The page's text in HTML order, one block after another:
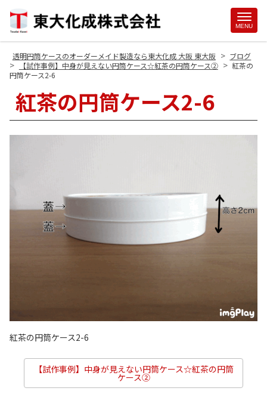
MENU
透明円筒ケースのオーダーメイド製造なら東大化成 大阪 東大阪 > ブログ
> 【試作事例】中身が見えない円筒ケース☆紅茶の円筒ケース② > 紅茶の
円筒ケース2-6
紅茶の円筒ケース2-6
紅茶の円筒ケース2-6
【試作事例】中身が見えない円筒ケース☆紅茶の円筒
ケース②
Site
Footer